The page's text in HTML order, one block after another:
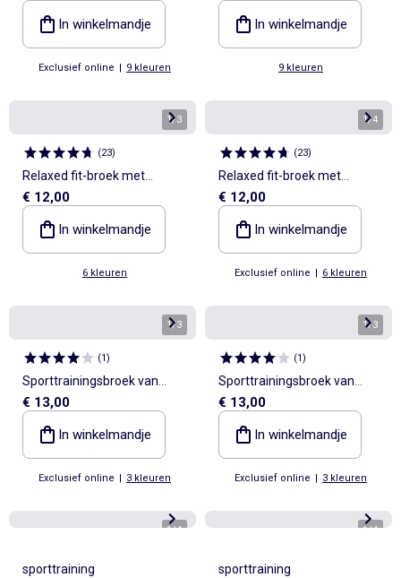
In winkelmandje
Exclusief online | 9 kleuren
In winkelmandje
9 kleuren
1/3
(23)
Relaxed fit-broek met
elastische taille
€ 12,00
In winkelmandje
6 kleuren
1/4
(23)
Relaxed fit-broek met
elastische taille
€ 12,00
In winkelmandje
Exclusief online | 6 kleuren
1/3
(1)
Sporttrainingsbroek van
French Terry
€ 13,00
In winkelmandje
Exclusief online | 3 kleuren
1/3
(1)
Sporttrainingsbroek van
French Terry
€ 13,00
In winkelmandje
Exclusief online | 3 kleuren
1/4
sporttraining
1/4
sporttraining